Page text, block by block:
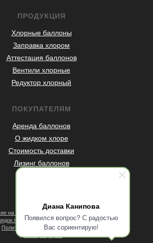
Диана Канипова
Появился вопрос? С радостью
Вас сориентирую!
ПРОДУКЦИЯ
Хлорные баллоны
Заправка хлором
Аттестация баллонов
Вентили хлорные
Редуктор хлорный
ПОКУПАТЕЛЯМ
Аренда баллонов
О жидком хлоре
Стоимость доставки
Лизинг баллонов
на обработку персональных данных
проведения оплат и возвратов
Политика конфиденциальности
Договор оферты